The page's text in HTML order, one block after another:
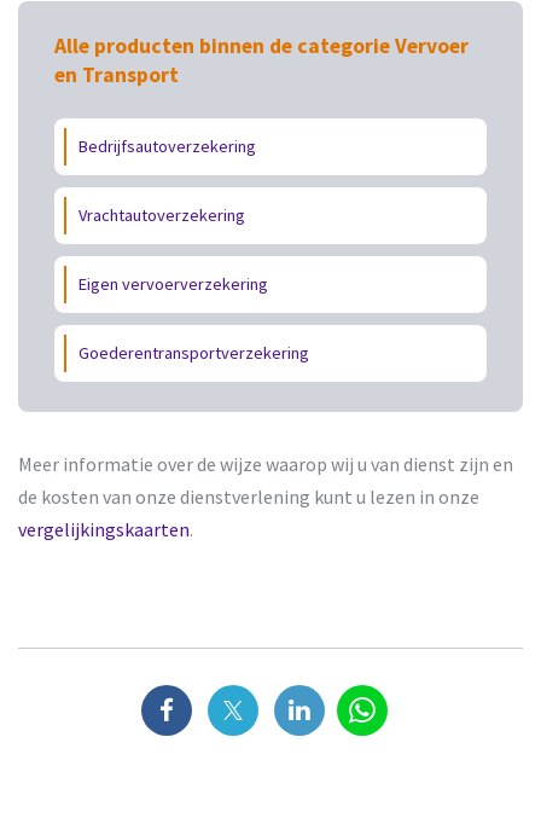
Alle producten binnen de categorie Vervoer
en Transport
Bedrijfsautoverzekering
Vrachtautoverzekering
Eigen vervoerverzekering
Goederentransportverzekering
Meer informatie over de wijze waarop wij u van dienst zijn en
de kosten van onze dienstverlening kunt u lezen in onze
vergelijkingskaarten.